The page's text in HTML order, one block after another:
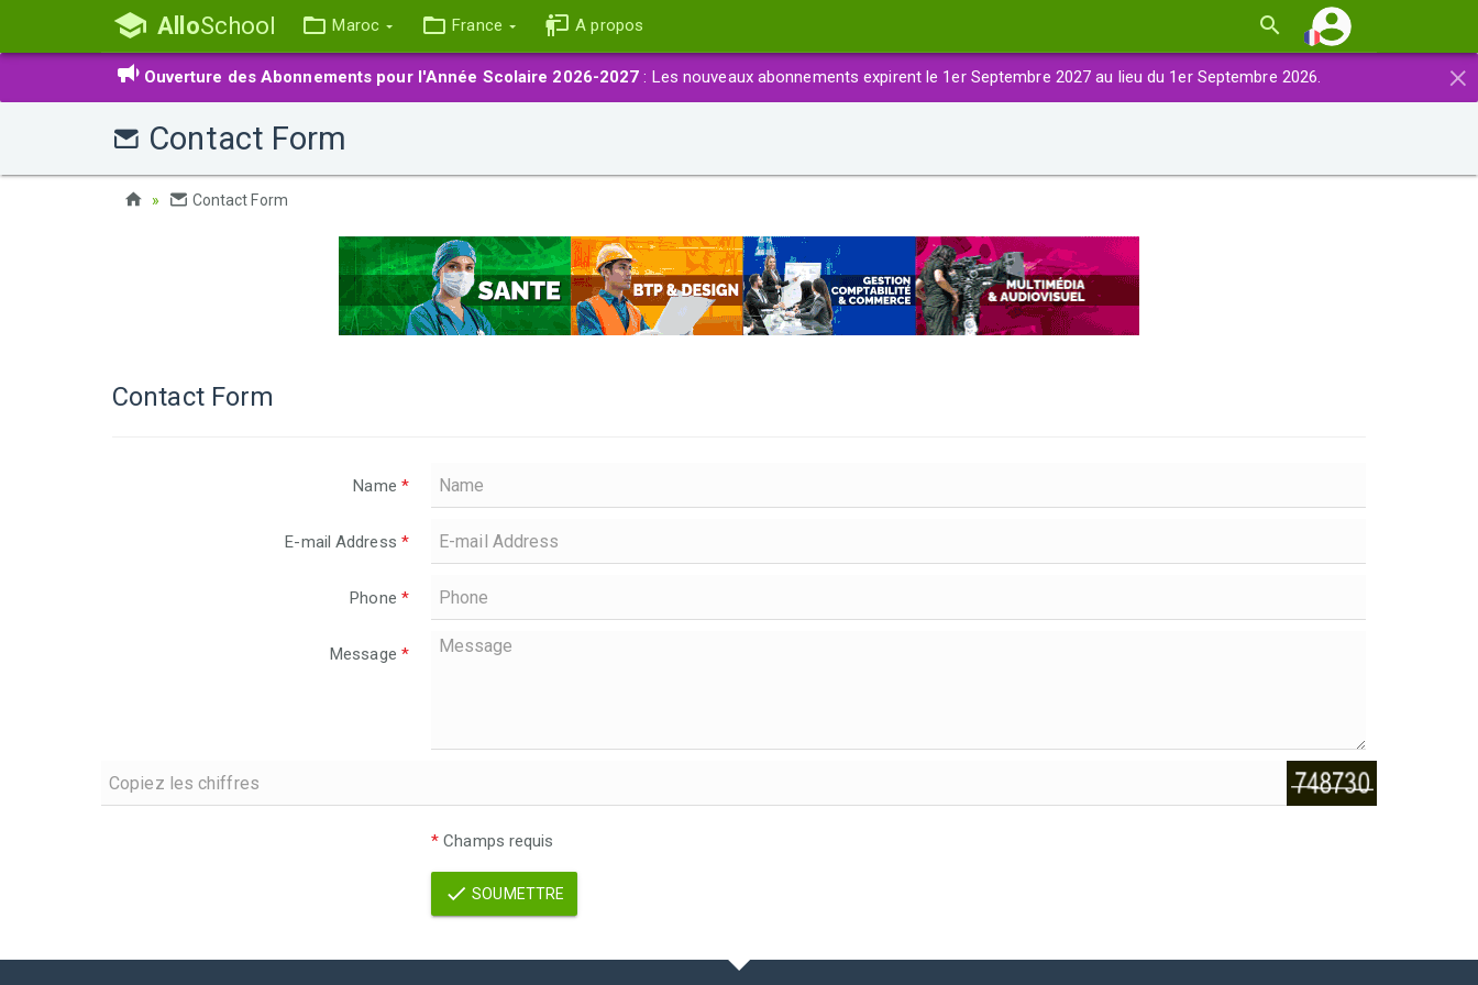
AlloSchool Maroc France A propos
×
Ouverture des Abonnements pour l'Année Scolaire 2026-2027 : Les nouveaux abonnements expirent le 1er Septembre 2027 au lieu du 1er Septembre 2026.
Contact Form
Contact Form
Contact Form
Name *
E-mail Address *
Phone *
Message *
* Champs requis
SOUMETTRE